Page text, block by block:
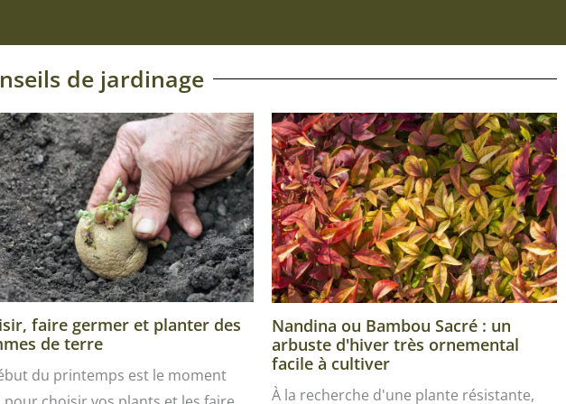
de jardinage
faire germer et planter des
de terre
du printemps est le moment
Nandina ou Bambou Sacré : un
arbuste d'hiver très ornemental
facile à cultiver
À la recherche d'une plante résistante,